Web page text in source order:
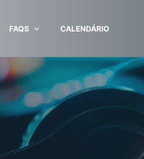
FAQS CALENDÁRIO